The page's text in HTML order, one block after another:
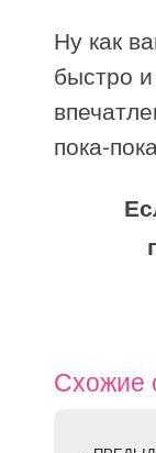
Ну как
быстро
пока-
Схожие